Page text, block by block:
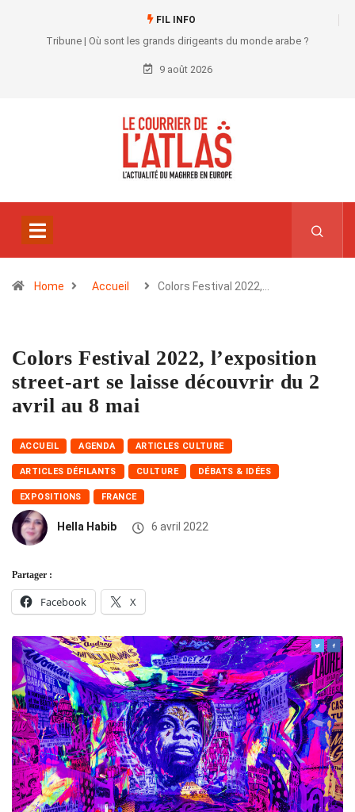
FIL INFO
Tribune | Où sont les grands dirigeants du monde arabe ?
9 août 2026
Home Accueil Colors Festival 2022,…
Colors Festival 2022, l’exposition
street-art se laisse découvrir du 2
avril au 8 mai
ACCUEIL AGENDA ARTICLES CULTURE
ARTICLES DÉFILANTS CULTURE DÉBATS & IDÉES
EXPOSITIONS FRANCE
Hella Habib 6 avril 2022
Partager :
Facebook X